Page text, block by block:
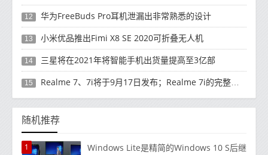
12 华为FreeBuds Pro耳机泄漏出非常熟悉的设计
13 小米优品推出Fimi X8 SE 2020可折叠无人机
14 三星将在2021年将智能手机出货量提高至3亿部
15 Realme 7、7i将于9月17日发布；Realme 7i的完整规格并导致泄漏
随机推荐
1
Windows Lite是精简的Windows 10 S后继